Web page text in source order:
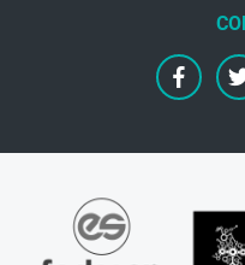
facebook